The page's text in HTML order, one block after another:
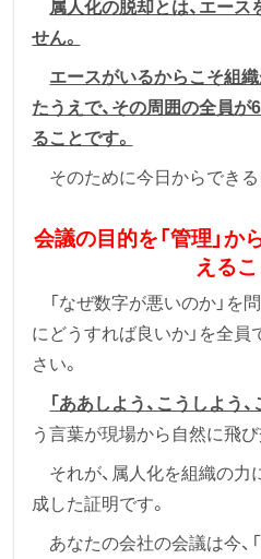
属人化の脱却とは、エー
せん。
エースがいるからこそ組
たうえで、その周囲の全員が
ることです。
そのために今日からできる
会議の目的を「管理」か
えるこ
「なぜ数字が悪いのか」を
にどうすれば良いか」を全
さい。
「ああしよう、こうしよう
う言葉が現場から自然に飛び
それが、属人化を組織の力
成した証明です。
あなたの会社の会議は今、